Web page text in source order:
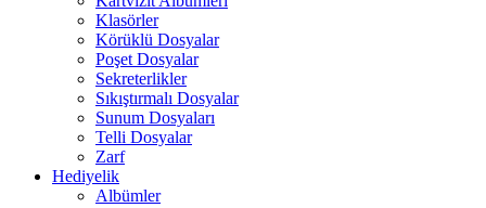
Klasörler
Körüklü Dosyalar
Poşet Dosyalar
Sekreterlikler
Sıkıştırmalı Dosyalar
Sunum Dosyaları
Telli Dosyalar
Zarf
Hediyelik
Albümler